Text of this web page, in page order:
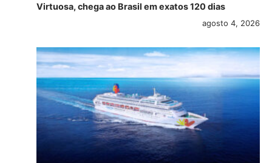
Virtuosa, chega ao Brasil em exatos 120 dias
agosto 4, 2026